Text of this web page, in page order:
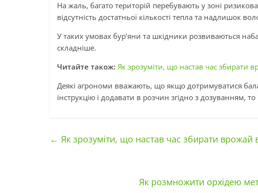
На жаль, багато територій перебувають у зоні
відсутність достатньої кількості тепла та надлишок
У таких умовах бур’яни та шкідники розвиваються
складніше.
Читайте також: Як зрозуміти, що настав час збирати
Деякі агрономи вважають, що якщо дотримуватися
інструкцію і додавати в розчин згідно з дозуванням,
← Як зрозуміти, що настав час збирати врожай
Як розмножити орхідею